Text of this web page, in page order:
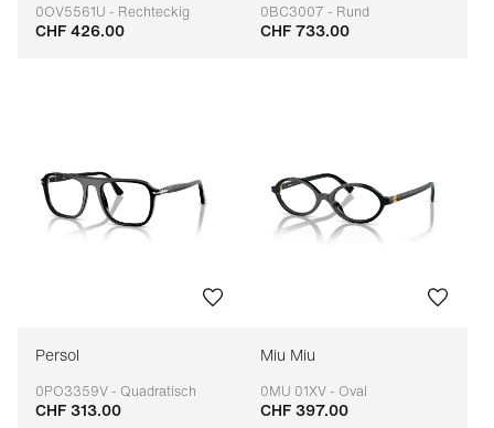
0OV5561U - Rechteckig
Anpassbar
CHF 426.00
0BC3007 - Rund
Anpassbar
CHF 733.00
Persol
0PO3359V - Quadratisch
Anpassbar
CHF 313.00
Miu Miu
0MU 01XV - Oval
Anpassbar
CHF 397.00